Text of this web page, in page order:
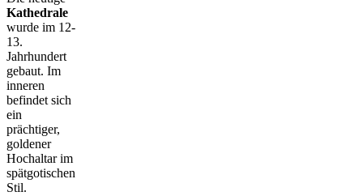
Kathedrale
wurde im 12-
13.
Jahrhundert
gebaut. Im
inneren
befindet sich
ein
prächtiger,
goldener
Hochaltar im
spätgotischen
Stil.